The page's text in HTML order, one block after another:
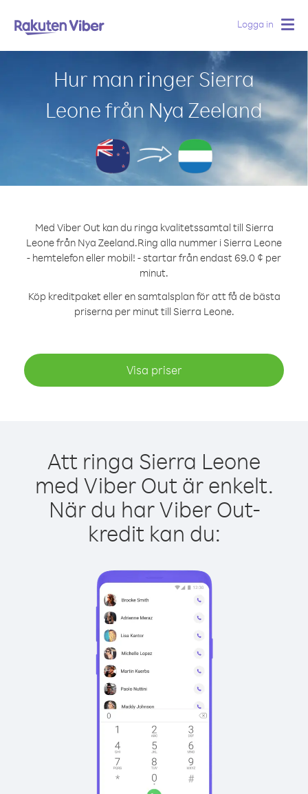
Logga in
Hur man ringer Sierra
Leone från Nya Zeeland
Med Viber Out kan du ringa kvalitetssamtal till Sierra
Leone från Nya Zeeland.Ring alla nummer i Sierra Leone
- hemtelefon eller mobil! - startar från endast 69.0 ¢ per
minut.
Köp kreditpaket eller en samtalsplan för att få de bästa
priserna per minut till Sierra Leone.
Visa priser
Att ringa Sierra Leone
med Viber Out är enkelt.
När du har Viber Out-
kredit kan du: